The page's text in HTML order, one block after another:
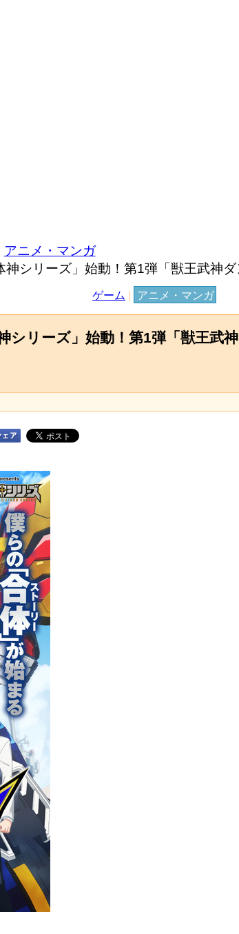
アニメ・マンガ
シリーズ」始動！第1弾「獣王武神
ゲーム アニメ・マンガ
リーズ」始動！第1弾「獣王武